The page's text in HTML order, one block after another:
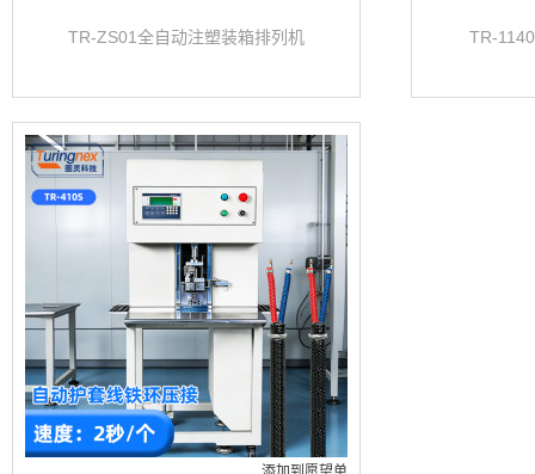
TR-ZS01全自动注塑装箱排列机 TR-